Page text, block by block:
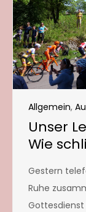
Allgemein,
Unser
Wie
Gestern
Ruhe